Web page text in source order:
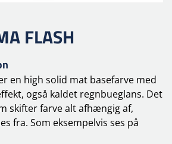
FLASH
en high solid mat basefarve med
også kaldet regnbueglans. Det
skifter farve alt afhængig af,
fra. Som eksempelvis ses på